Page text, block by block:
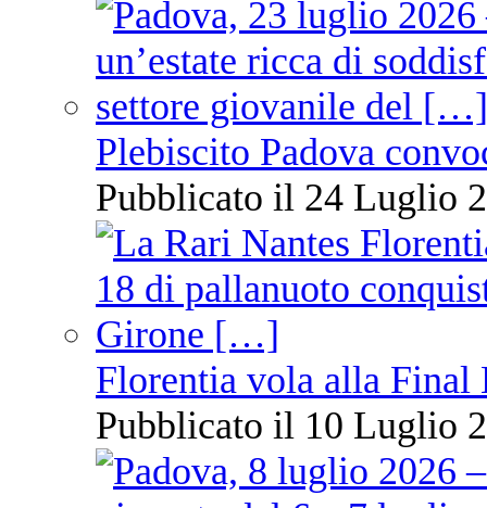
Plebiscito Padova
Pubblicato il 24 Luglio
Florentia vola alla Final
Pubblicato il 10 Luglio